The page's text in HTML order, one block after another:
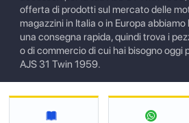
offerta di prodotti sul mercato delle
magazzini in Italia o in Europa
una consegna rapida, quindi trova i
o di commercio di cui hai bisogno oggi
AJS 31 Twin 1959.